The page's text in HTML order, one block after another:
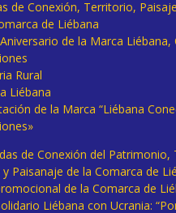
de Conexión, Territorio,
de Liébana
de la Marca Liébana,
Rural
Liébana
de la Marca “Liébana
de Conexión del Patrimonio,
y Paisanaje de la Comarca de
de la Comarca de
Liébana con Ucrania: